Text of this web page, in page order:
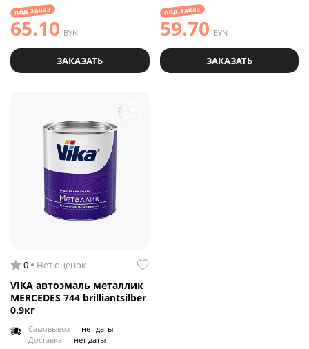
под заказ
65.10 BYN
ЗАКАЗАТЬ
под заказ
59.70 BYN
ЗАКАЗАТЬ
0 Нет оценок
VIKA автоэмаль металлик
MERCEDES 744 brilliantsilber
0.9кг
Самовывоз — нет даты
Доставка — нет даты